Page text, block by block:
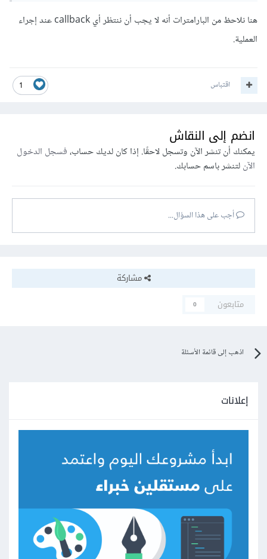
هنا نلاحظ من البارامترات أنه لا يجب أن ننتظر أي callback عند إجراء
العملية.
1 اقتباس
انضم إلى النقاش
يمكنك أن تنشر الآن وتسجل لاحقًا. إذا كان لديك حساب،فسجل الدخول
الآنلتنشر باسم حسابك.
أجب على هذا السؤال...
مشاركة
متابعون
0
اذهب إلى قائمة الأسئلة
إعلانات